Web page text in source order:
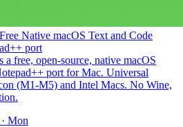
Native macOS Text and Code
port
free, open-source, native macOS
port for Mac. Universal
(M1-M5) and Intel Macs. No Wine,
Mon